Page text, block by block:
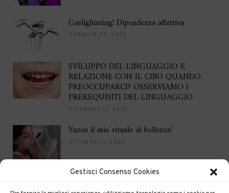
Gestisci Consenso Cookies
Gaslighinting! Dipendenza affettiva
GENNAIO 25, 2023
SVILUPPO DEL LINGUAGGIO E
RELAZIONE CON IL CIBO QUANDO
PREOCCUPARCI? OSSERVIAMO I
PREREQUISITI DEL LINGUAGGIO
DICEMBRE 12, 2022
Yuzen il mio rituale di bellezza!
OTTOBRE 10, 2022
DICEMBRE 16, 2021